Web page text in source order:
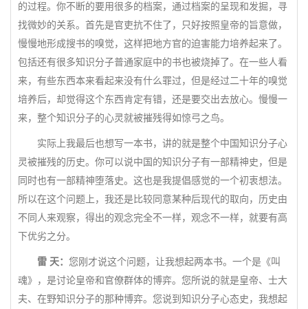
的过程。你不断的要用很多的档案，通过档案的呈现和发掘，寻
找微妙的关系。首先是官吏抗不住了，只好按照皇帝的旨意做，
慢慢地形成搜书的嗅觉，这样把地方官的迫害能力培养起来了。
包括还有很多知识分子普通家庭中的书也被烧掉了。在一些人看
来，有些东西本来看起来没有什么罪过，但是经过二十年的嗅觉
培养后，却觉得这个东西肯定有错，还是要交出去放心。慢慢一
来，整个知识分子的心灵就被摧残得如惊弓之鸟。
实际上我最后也想写一本书，讲的就是整个中国知识分子心
灵被摧残的历史。你可以说中国的知识分子有一部精神史，但是
同时也有一部精神堕落史。这也是我提倡感觉的一个初衷想法。
所以在这个问题上，我还是比较同意某种后现代的取向，历史由
不同人来观察，得出的观念完全不一样，观念不一样，就要有高
下优劣之分。
雷 天： 您刚才说这个问题，让我想起两本书。一个是《叫
魂》，是讨论皇帝和官僚群体的博弈。您所说的就是皇帝、士大
夫、在野知识分子的那种博弈。您说到知识分子心态史，我想起